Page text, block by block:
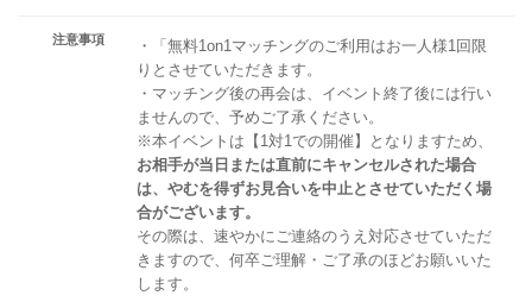
注意事項
・「無料1on1マッチングのご利用はお一人様1回限
りとさせていただきます。
・マッチング後の再会は、イベント終了後には行い
ませんので、予めご了承ください。
※本イベントは【1対1での開催】となりますため、
お相手が当日または直前にキャンセルされた場合
は、やむを得ずお見合いを中止とさせていただく場
合がございます。
その際は、速やかにご連絡のうえ対応させていただ
きますので、何卒ご理解・ご了承のほどお願いいた
します。